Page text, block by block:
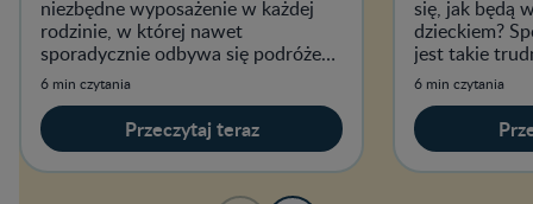
niezbędne wyposażenie w każdej
rodzinie, w której nawet
sporadycznie odbywa się podróże
tym środkiem transportu.
6 min czytania
Przeczytaj teraz
się, jak będą
dzieckiem?
jest takie
6 min czytania